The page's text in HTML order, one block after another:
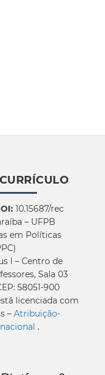
10.15687/rec
– UFPB
em Políticas
I – Centro de
Sala 03
58051-900
licenciada com
– Atribuição-
.